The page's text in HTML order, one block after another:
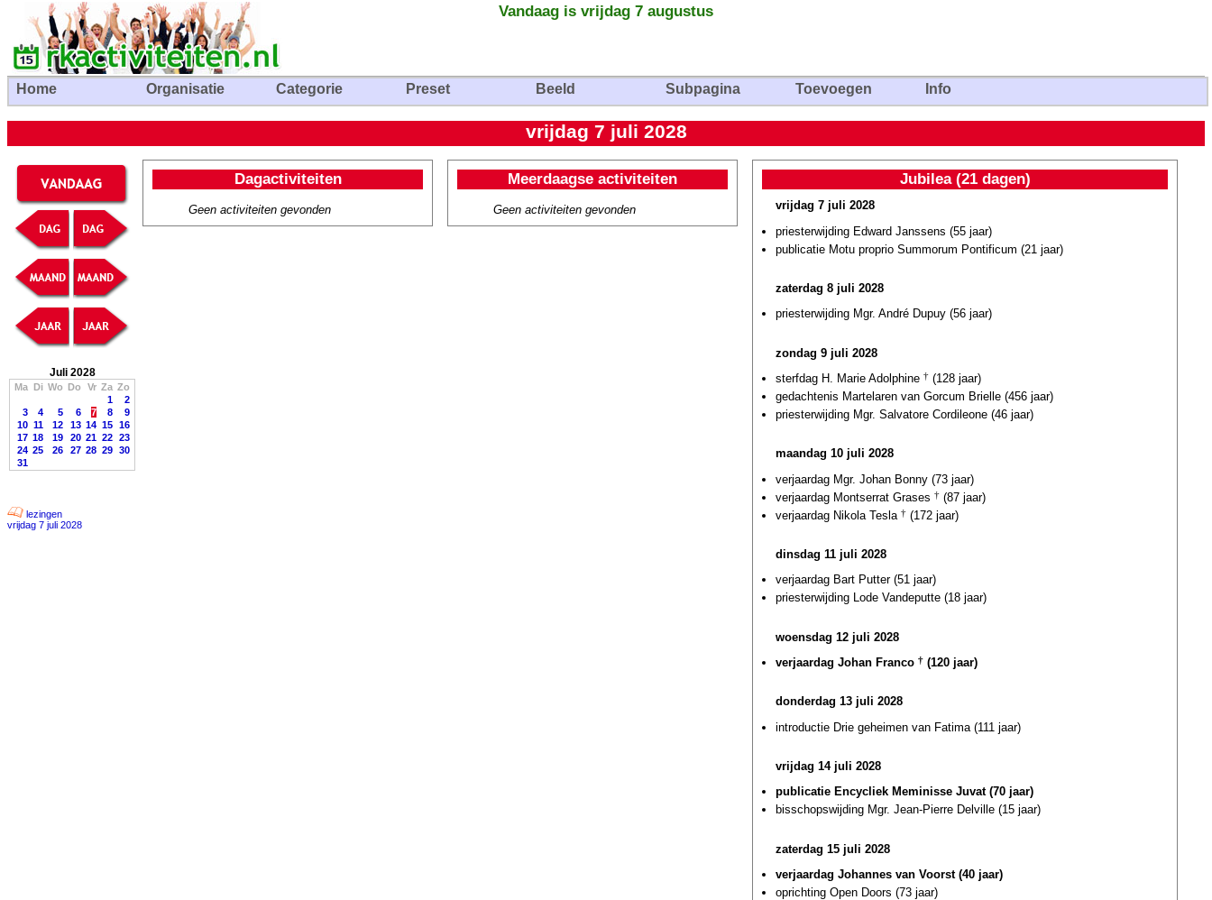
Vandaag is vrijdag 7 augustus
Home Organisatie Categorie Preset Beeld Subpagina Toevoegen Info
vrijdag 7 juli 2028
Juli 2028
Ma Di Wo Do Vr Za Zo
1
2
3
4 5 6 7 8
9
10 11 12 13 14 15 16
17 18 19 20 21 22 23
24 25 26 27 28 29 30
31
lezingen
vrijdag 7 juli 2028
Dagactiviteiten
Geen activiteiten gevonden
Meerdaagse activiteiten
Geen activiteiten gevonden
Jubilea (21 dagen)
vrijdag 7 juli 2028
priesterwijding Edward Janssens (55 jaar)
publicatie Motu proprio Summorum Pontificum (21 jaar)
zaterdag 8 juli 2028
priesterwijding Mgr. André Dupuy (56 jaar)
zondag 9 juli 2028
sterfdag H. Marie Adolphine † (128 jaar)
gedachtenis Martelaren van Gorcum Brielle (456 jaar)
priesterwijding Mgr. Salvatore Cordileone (46 jaar)
maandag 10 juli 2028
verjaardag Mgr. Johan Bonny (73 jaar)
verjaardag Montserrat Grases † (87 jaar)
verjaardag Nikola Tesla † (172 jaar)
dinsdag 11 juli 2028
verjaardag Bart Putter (51 jaar)
priesterwijding Lode Vandeputte (18 jaar)
woensdag 12 juli 2028
verjaardag Johan Franco † (120 jaar)
donderdag 13 juli 2028
introductie Drie geheimen van Fatima (111 jaar)
vrijdag 14 juli 2028
publicatie Encycliek Meminisse Juvat (70 jaar)
bisschopswijding Mgr. Jean-Pierre Delville (15 jaar)
zaterdag 15 juli 2028
verjaardag Johannes van Voorst (40 jaar)
oprichting Open Doors (73 jaar)